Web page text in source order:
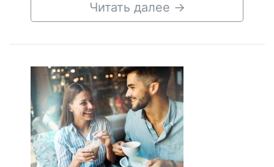
Читать далее →